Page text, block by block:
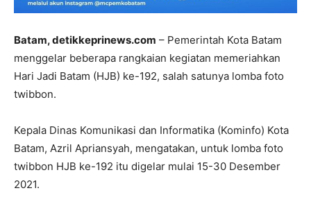
Batam, detikkeprinews.com – Pemerintah Kota Batam
menggelar beberapa rangkaian kegiatan memeriahkan
Hari Jadi Batam (HJB) ke-192, salah satunya lomba foto
twibbon.
Kepala Dinas Komunikasi dan Informatika (Kominfo) Kota
Batam, Azril Apriansyah, mengatakan, untuk lomba foto
twibbon HJB ke-192 itu digelar mulai 15-30 Desember
2021.